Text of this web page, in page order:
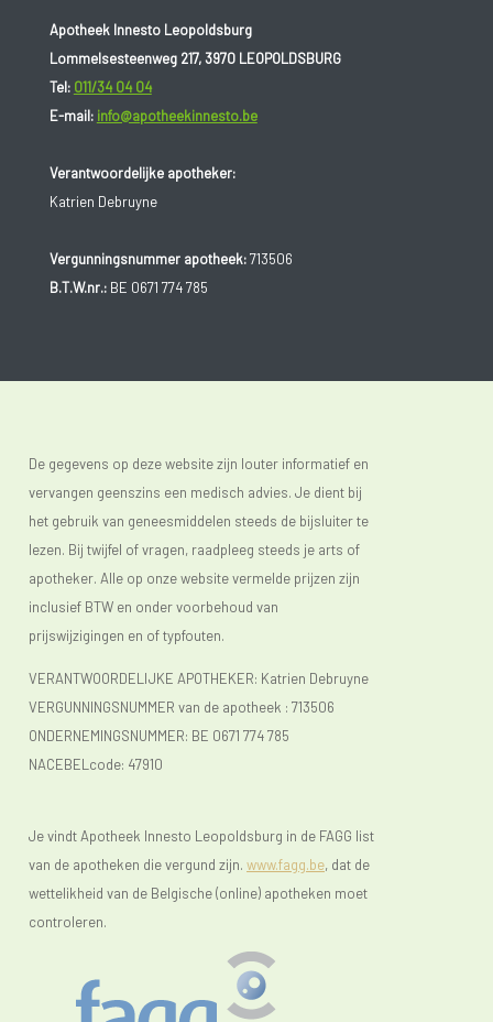
Apotheek Innesto Leopoldsburg
Lommelsesteenweg 217, 3970 LEOPOLDSBURG
Tel: 011/34 04 04
E-mail: info@apotheekinnesto.be
Verantwoordelijke apotheker:
Katrien Debruyne
Vergunningsnummer apotheek:713506
B.T.W.nr.:BE 0671 774 785
De gegevens op deze website zijn louter informatief en
vervangen geenszins een medisch advies. Je dient bij
het gebruik van geneesmiddelen steeds de bijsluiter te
lezen. Bij twijfel of vragen, raadpleeg steeds je arts of
apotheker. Alle op onze website vermelde prijzen zijn
inclusief BTW en onder voorbehoud van
prijswijzigingen en of typfouten.
VERANTWOORDELIJKE APOTHEKER: Katrien Debruyne
VERGUNNINGSNUMMER van de apotheek : 713506
ONDERNEMINGSNUMMER: BE 0671 774 785
NACEBELcode: 47910
Je vindt Apotheek Innesto Leopoldsburg in de FAGG list
van de apotheken die vergund zijn. www.fagg.be, dat de
wettelikheid van de Belgische (online) apotheken moet
controleren.